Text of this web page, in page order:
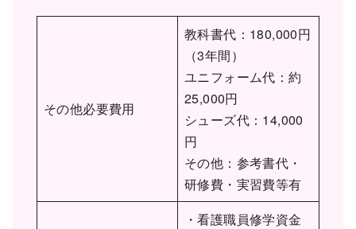
その他必要費用
教科書代：180,000円
（3年間）
ユニフォーム代：約
25,000円
シューズ代：14,000
円
その他：参考書代・
研修費・実習費等有
・看護職員修学資金